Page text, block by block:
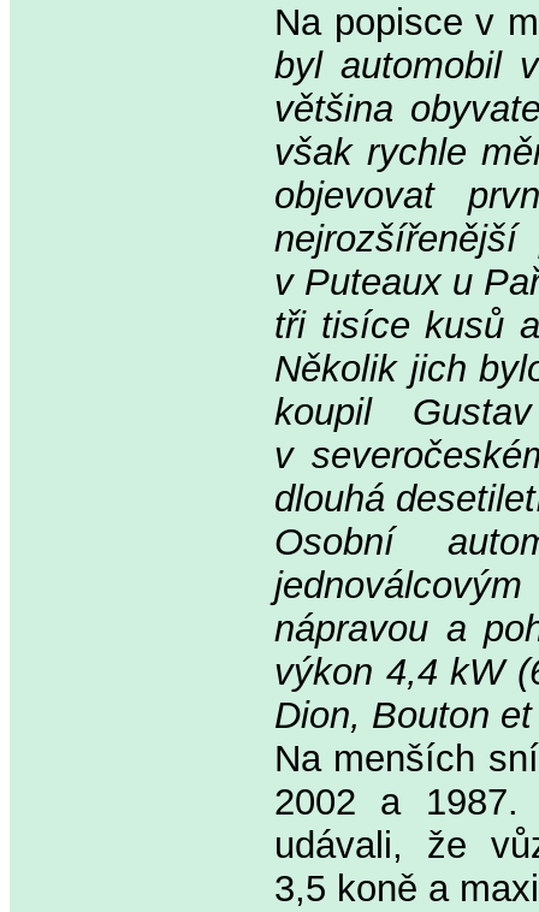
Na popisce v
byl automobil
většina
však rychle
objevovat
v Puteaux u
tři tisíce kusů
Několik jich
koupil
v
dlouhá
Osobní
nápravou a
výkon 4,4 kW
Dion, Bouton
Na menších
2002 a 1987.
udávali, že
3,5 koně a